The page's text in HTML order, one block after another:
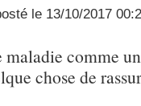
le 13/10/2017
comme
chose de